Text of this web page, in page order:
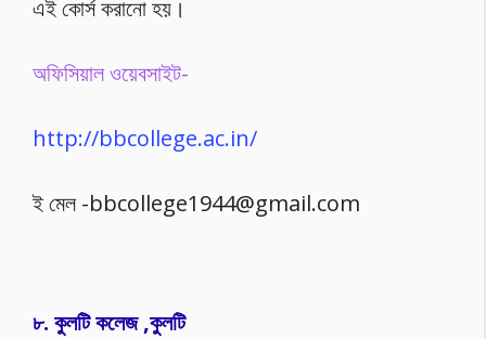
এই কোর্স করানো হয়।
অফিসিয়াল ওয়েবসাইট-
http://bbcollege.ac.in/
ই মেল -bbcollege1944@gmail.com
৮. কুলটি কলেজ ,কুলটি